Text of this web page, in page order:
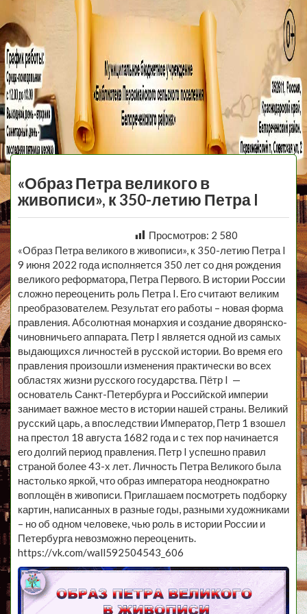
МБУ Библиотека
Первомайского
Сельского
Поселения
«Образ Петра великого в
живописи», к 350-летию Петра I
Просмотров: 2 580
«Образ Петра великого в живописи», к 350-летию Петра I
9 июня 2022 года исполняется 350 лет со дня рождения
великого реформатора, Петра Первого. В истории России
сложно переоценить роль Петра I. Его считают великим
преобразователем. Результат его работы – новая форма
правления. Абсолютная монархия и создание дворянско-
чиновничьего аппарата. Петр I является одной из самых
выдающихся личностей в русской истории. Во время его
правления произошли изменения практически во всех
областях жизни русского государства. Пётр I —
основатель Санкт-Петербурга и Российской империи
занимает важное место в истории нашей страны. Великий
русский царь, а впоследствии Император, Петр 1 взошел
на престол 18 августа 1682 года и с тех пор начинается
его долгий период правления. Петр I успешно правил
страной более 43-х лет. Личность Петра Великого была
настолько яркой, что образ императора неоднократно
воплощён в живописи. Приглашаем посмотреть подборку
картин, написанных в разные годы, разными художниками
– но об одном человеке, чью роль в истории России и
Петербурга невозможно переоценить.
https://vk.com/wall592504543_606